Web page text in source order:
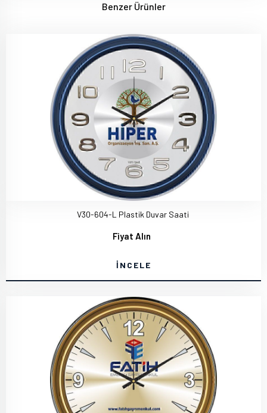
Benzer Ürünler
V30-604-L Plastik Duvar Saati
Fiyat Alın
İNCELE